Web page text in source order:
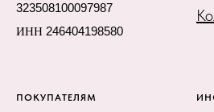
323508100097987
ИНН 246404198580
ПОКУПАТЕЛЯМ